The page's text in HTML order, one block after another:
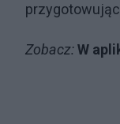
Zobacz:W